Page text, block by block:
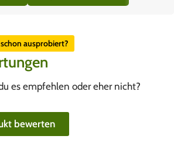
ausprobiert?
es empfehlen oder eher nicht?
bewerten